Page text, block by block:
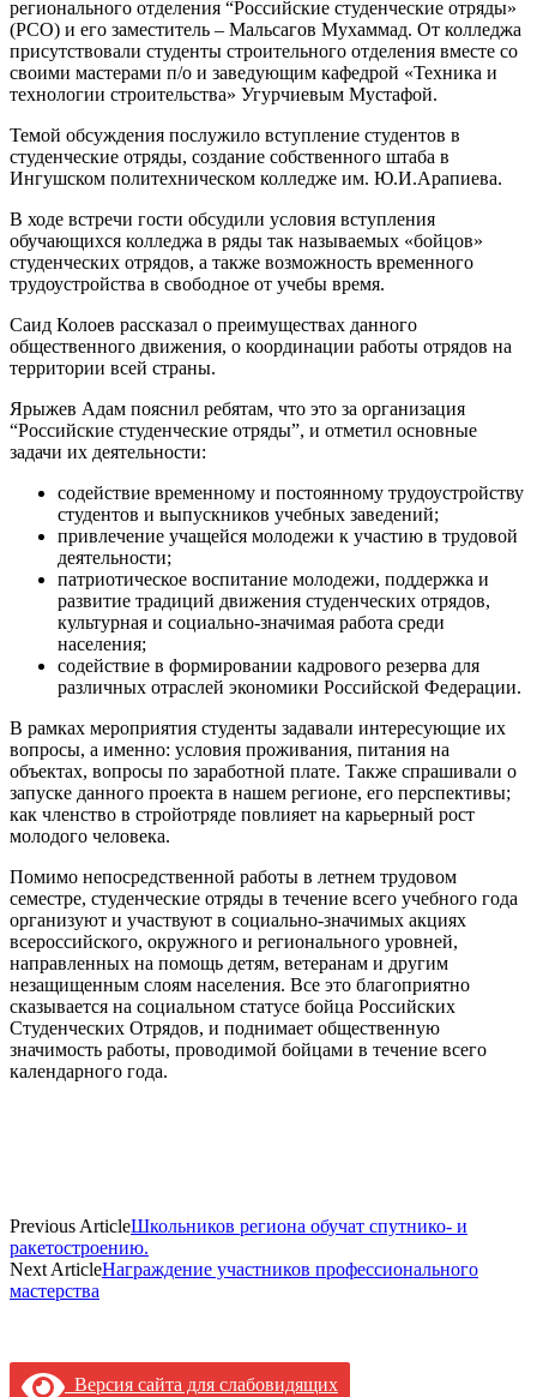
регионального отделения “Российские студенческие отряды»
(РСО) и его заместитель – Мальсагов Мухаммад. От колледжа
присутствовали студенты строительного отделения вместе со
своими мастерами п/о и заведующим кафедрой «Техника и
технологии строительства» Угурчиевым Мустафой.
Темой обсуждения послужило вступление студентов в
студенческие отряды, создание собственного штаба в
Ингушском политехническом колледже им. Ю.И.Арапиева.
В ходе встречи гости обсудили условия вступления
обучающихся колледжа в ряды так называемых «бойцов»
студенческих отрядов, а также возможность временного
трудоустройства в свободное от учебы время.
Саид Колоев рассказал о преимуществах данного
общественного движения, о координации работы отрядов на
территории всей страны.
Ярыжев Адам пояснил ребятам, что это за организация
“Российские студенческие отряды”, и отметил основные
задачи их деятельности:
содействие временному и постоянному трудоустройству
студентов и выпускников учебных заведений;
привлечение учащейся молодежи к участию в трудовой
деятельности;
патриотическое воспитание молодежи, поддержка и
развитие традиций движения студенческих отрядов,
культурная и социально-значимая работа среди
населения;
содействие в формировании кадрового резерва для
различных отраслей экономики Российской Федерации.
В рамках мероприятия студенты задавали интересующие их
вопросы, а именно: условия проживания, питания на
объектах, вопросы по заработной плате. Также спрашивали о
запуске данного проекта в нашем регионе, его перспективы;
как членство в стройотряде повлияет на карьерный рост
молодого человека.
Помимо непосредственной работы в летнем трудовом
семестре, студенческие отряды в течение всего учебного года
организуют и участвуют в социально-значимых акциях
всероссийского, окружного и регионального уровней,
направленных на помощь детям, ветеранам и другим
незащищенным слоям населения. Все это благоприятно
сказывается на социальном статусе бойца Российских
Студенческих Отрядов, и поднимает общественную
значимость работы, проводимой бойцами в течение всего
календарного года.
Previous ArticleШкольников региона обучат спутнико- и
ракетостроению.
Next ArticleНаграждение участников профессионального
мастерства
Версия сайта для слабовидящих